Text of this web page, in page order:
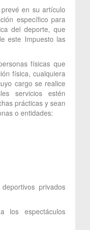
en su artículo
específico para
del deporte, que
este Impuesto las
físicas que
física, cualquiera
cargo se realice
servicios estén
prácticas y sean
o entidades:
privados
los espectáculos